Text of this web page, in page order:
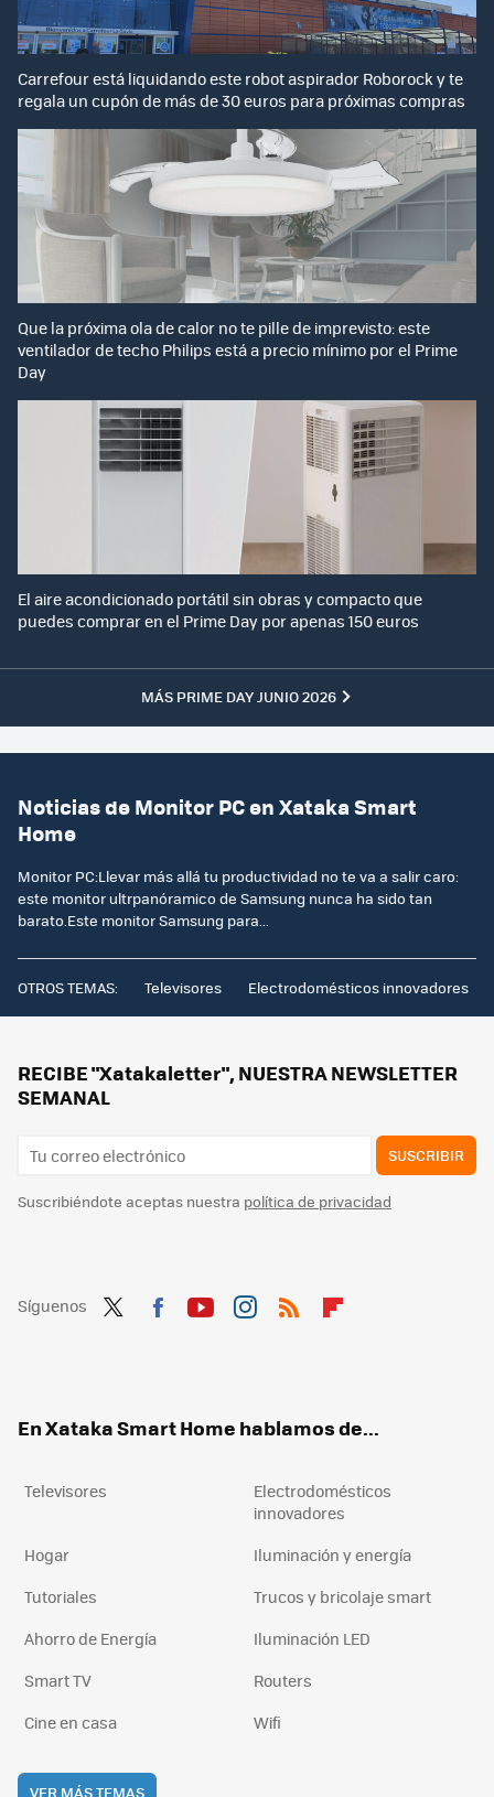
Carrefour está liquidando este robot aspirador Roborock y te
regala un cupón de más de 30 euros para próximas compras
Que la próxima ola de calor no te pille de imprevisto: este
ventilador de techo Philips está a precio mínimo por el Prime
Day
El aire acondicionado portátil sin obras y compacto que
puedes comprar en el Prime Day por apenas 150 euros
MÁS PRIME DAY JUNIO 2026
Noticias de Monitor PC en Xataka Smart
Home
Monitor PC:Llevar más allá tu productividad no te va a salir caro:
este monitor ultrpanóramico de Samsung nunca ha sido tan
barato.Este monitor Samsung para...
OTROS TEMAS: Televisores Electrodomésticos innovadores
RECIBE "Xatakaletter", NUESTRA NEWSLETTER
SEMANAL
SUSCRIBIR
Suscribiéndote aceptas nuestra política de privacidad
Síguenos
En Xataka Smart Home hablamos de...
Televisores
Electrodomésticos
innovadores
Hogar
Iluminación y energía
Tutoriales
Trucos y bricolaje smart
Ahorro de Energía
Iluminación LED
Smart TV
Routers
Cine en casa
Wifi
VER MÁS TEMAS